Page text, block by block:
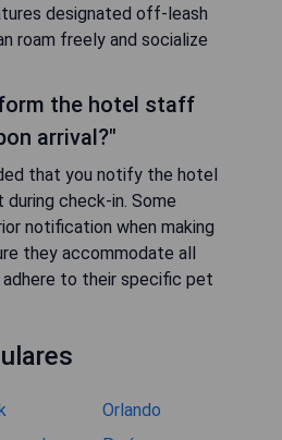
designated off-leash
roam freely and socialize
the hotel staff
arrival?"
that you notify the hotel
check-in. Some
notification when making
they accommodate all
to their specific pet
Orlando